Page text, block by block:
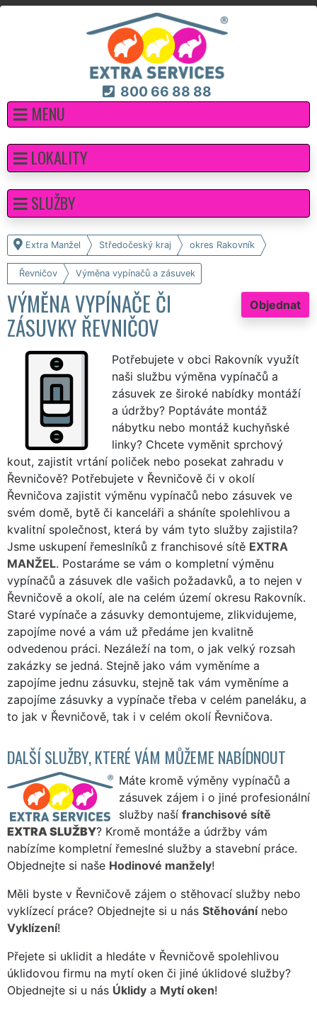
800 66 88 88
MENU
Extra Manžel Středočeský kraj okres Rakovník
Řevničov Výměna vypínačů a zásuvek
Objednat
VÝMĚNA VYPÍNAČE ČI
ZÁSUVKY ŘEVNIČOV
Potřebujete v obci Rakovník využít
naši službu výměna vypínačů a
zásuvek ze široké nabídky montáží
a údržby? Poptáváte montáž
nábytku nebo montáž kuchyňské
linky? Chcete vyměnit sprchový
kout, zajistit vrtání poliček nebo posekat zahradu v
Řevničově? Potřebujete v Řevničově či v okolí
Řevničova zajistit výměnu vypínačů nebo zásuvek ve
svém domě, bytě či kanceláři a sháníte spolehlivou a
kvalitní společnost, která by vám tyto služby zajistila?
Jsme uskupení řemeslníků z franchisové sítě EXTRA
MANŽEL. Postaráme se vám o kompletní výměnu
vypínačů a zásuvek dle vašich požadavků, a to nejen v
Řevničově a okolí, ale na celém území okresu Rakovník.
Staré vypínače a zásuvky demontujeme, zlikvidujeme,
zapojíme nové a vám už předáme jen kvalitně
odvedenou práci. Nezáleží na tom, o jak velký rozsah
zakázky se jedná. Stejně jako vám vyměníme a
zapojíme jednu zásuvku, stejně tak vám vyměníme a
zapojíme zásuvky a vypínače třeba v celém paneláku, a
to jak v Řevničově, tak i v celém okolí Řevničova.
DALŠÍ SLUŽBY, KTERÉ VÁM MŮŽEME NABÍDNOUT
Máte kromě výměny vypínačů a
zásuvek zájem i o jiné profesionální
služby naší franchisové sítě
EXTRA SLUŽBY? Kromě montáže a údržby vám
nabízíme kompletní řemeslné služby a stavební práce.
Objednejte si naše Hodinové manžely!
Měli byste v Řevničově zájem o stěhovací služby nebo
vyklízecí práce? Objednejte si u nás Stěhovánínebo
Vyklízení!
Přejete si uklidit a hledáte v Řevničově spolehlivou
úklidovou firmu na mytí oken či jiné úklidové služby?
Objednejte si u nás Úklidy a Mytí oken!
LOKALITY
SLUŽBY